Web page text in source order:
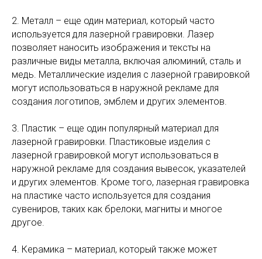
2. Металл – еще один материал, который часто
используется для лазерной гравировки. Лазер
позволяет наносить изображения и тексты на
различные виды металла, включая алюминий, сталь и
медь. Металлические изделия с лазерной гравировкой
могут использоваться в наружной рекламе для
создания логотипов, эмблем и других элементов.
3. Пластик – еще один популярный материал для
лазерной гравировки. Пластиковые изделия с
лазерной гравировкой могут использоваться в
наружной рекламе для создания вывесок, указателей
и других элементов. Кроме того, лазерная гравировка
на пластике часто используется для создания
сувениров, таких как брелоки, магниты и многое
другое.
4. Керамика – материал, который также может